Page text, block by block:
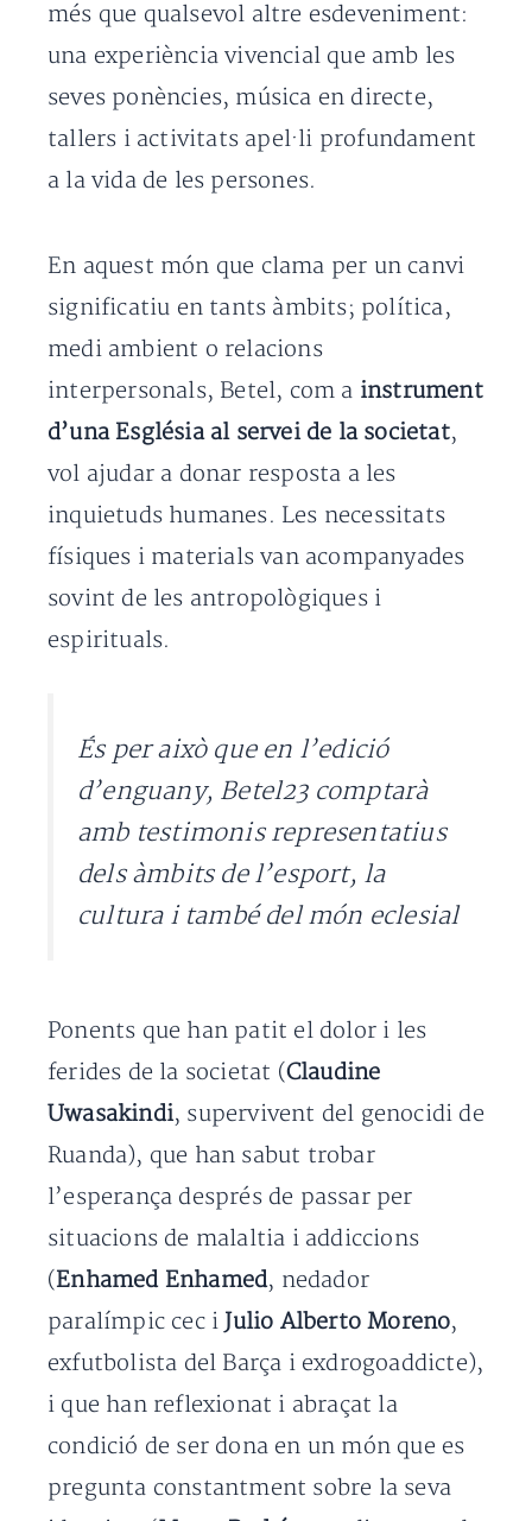
més que qualsevol altre esdeveniment:
una experiència vivencial que amb les
seves ponències, música en directe,
tallers i activitats apel·li profundament
a la vida de les persones.
En aquest món que clama per un canvi
significatiu en tants àmbits; política,
medi ambient o relacions
interpersonals, Betel, com a instrument
d’una Església al servei de la societat,
vol ajudar a donar resposta a les
inquietuds humanes. Les necessitats
físiques i materials van acompanyades
sovint de les antropològiques i
espirituals.
És per això que en l’edició
d’enguany, Betel23 comptarà
amb testimonis representatius
dels àmbits de l’esport, la
cultura i també del món eclesial
Ponents que han patit el dolor i les
ferides de la societat (Claudine
Uwasakindi, supervivent del genocidi de
Ruanda), que han sabut trobar
l’esperança després de passar per
situacions de malaltia i addiccions
(Enhamed Enhamed, nedador
paralímpic cec i Julio Alberto Moreno,
exfutbolista del Barça i exdrogoaddicte),
i que han reflexionat i abraçat la
condició de ser dona en un món que es
pregunta constantment sobre la seva